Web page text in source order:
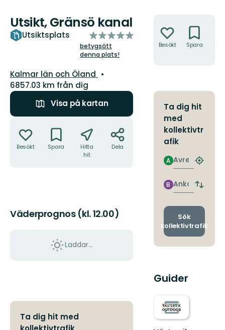
Utsikt, Gränsö kanal
Utsiktsplats
av
5
stjärnor
betygsätt
denna plats!
Län:
Kalmar län och Öland
6857.03 km från dig
Visa på kartan
Besökt Spara
Hitta
hit
Dela
Väderprognos (kl. 12.00)
Laddar...
Ta dig hit med
Besökt Spara
Ta dig hit
med
kollektivtr
afik
Avresa
A
Hitta
Ankomst
B
Byt
och
Sök
kollektivtrafik
Guider